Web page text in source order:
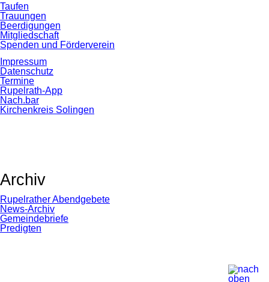
Taufen
Trauungen
Beerdigungen
Mitgliedschaft
Spenden und Förderverein
Impressum
Datenschutz
Termine
Rupelrath-App
Nach.bar
Kirchenkreis Solingen
Archiv
Rupelrather Abendgebete
News-Archiv
Gemeindebriefe
Predigten